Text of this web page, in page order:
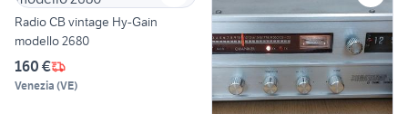
Radio CB vintage Hy-Gain
modello 2680
160 €
Venezia (VE)